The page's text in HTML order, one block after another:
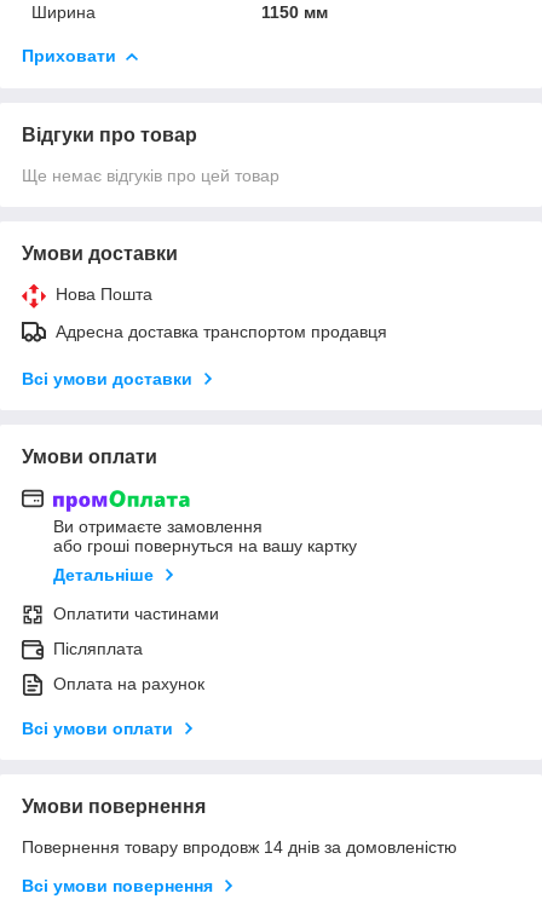
Ширина
1150 мм
Приховати
Відгуки про товар
Ще немає відгуків про цей товар
Умови доставки
Нова Пошта
Адресна доставка транспортом продавця
Всі умови доставки
Умови оплати
Ви отримаєте замовлення
або гроші повернуться на вашу картку
Детальніше
Оплатити частинами
Післяплата
Оплата на рахунок
Всі умови оплати
Умови повернення
Повернення товару впродовж 14 днів за домовленістю
Всі умови повернення